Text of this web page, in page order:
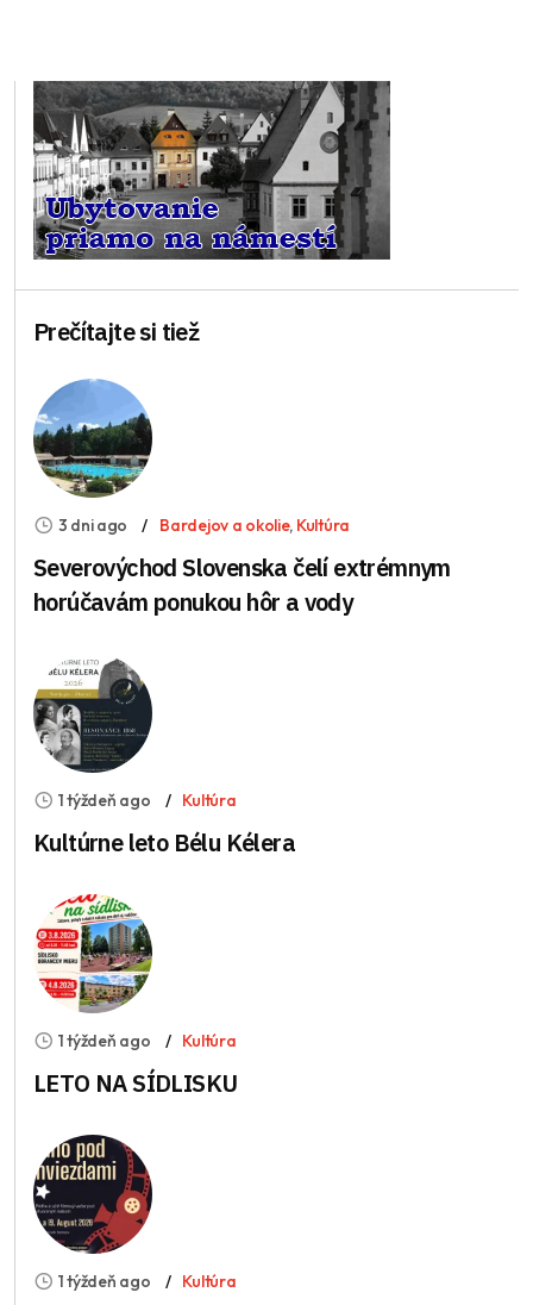
Prečítajte si tiež
3 dni ago Bardejov a okolie, Kultúra
Severovýchod Slovenska čelí extrémnym
horúčavám ponukou hôr a vody
1 týždeň ago Kultúra
Kultúrne leto Bélu Kélera
1 týždeň ago Kultúra
LETO NA SÍDLISKU
1 týždeň ago Kultúra